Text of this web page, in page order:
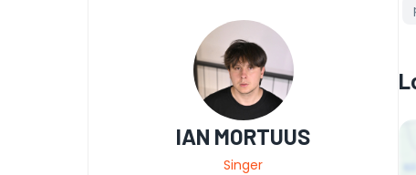
IAN MORTUUS
Singer